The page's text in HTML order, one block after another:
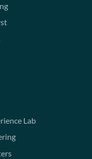
Lab